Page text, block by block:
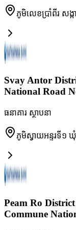
ភូមិលេខប្រាំពីរ សង្ក
Svay Antor
National Road
ធនាគារ ស្ថាបនា
ភូមិស្វាយអន្ទរទី១ ឃុំ
Peam Ro
Commune